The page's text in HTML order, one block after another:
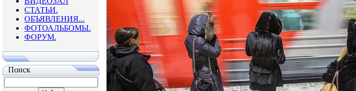
СТАТЬИ.
ОБЪЯВЛЕНИЯ...
ФОТОАЛЬБОМЫ.
ФОРУМ.
Поиск